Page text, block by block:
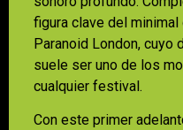
figura clave del minimal
Paranoid London, cuyo
suele ser uno de los
cualquier festival.
Con este primer